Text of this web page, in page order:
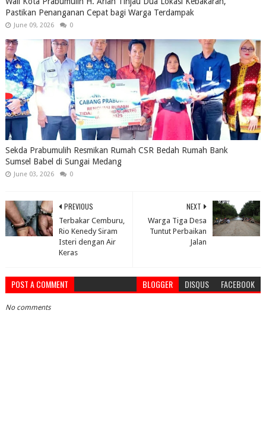
Pastikan Penanganan Cepat bagi Warga Terdampak
June 09, 2026 0
Sekda Prabumulih Resmikan Rumah CSR Bedah Rumah Bank
Sumsel Babel di Sungai Medang
June 03, 2026 0
NEXT
Warga Tiga Desa
Tuntut Perbaikan
Jalan
PREVIOUS
Terbakar Cemburu,
Rio Kenedy Siram
Isteri dengan Air
Keras
POST A COMMENT BLOGGER DISQUS FACEBOOK
No comments